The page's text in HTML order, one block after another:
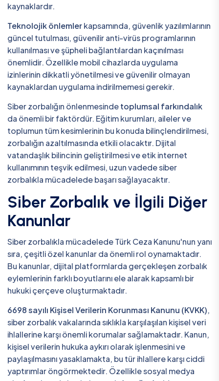
kaynaklardır.
Teknolojik önlemlerkapsamında, güvenlik yazılımlarının
güncel tutulması, güvenilir anti-virüs programlarının
kullanılması ve şüpheli bağlantılardan kaçınılması
önemlidir. Özellikle mobil cihazlarda uygulama
izinlerinin dikkatli yönetilmesi ve güvenilir olmayan
kaynaklardan uygulama indirilmemesi gerekir.
Siber zorbalığın önlenmesindetoplumsal farkındalık
da önemli bir faktördür. Eğitim kurumları, aileler ve
toplumun tüm kesimlerinin bu konuda bilinçlendirilmesi,
zorbalığın azaltılmasında etkili olacaktır. Dijital
vatandaşlık bilincinin geliştirilmesi ve etik internet
kullanımının teşvik edilmesi, uzun vadede siber
zorbalıkla mücadelede başarı sağlayacaktır.
Siber Zorbalık ve İlgili Diğer
Kanunlar
Siber zorbalıkla mücadelede Türk Ceza Kanunu'nun yanı
sıra, çeşitli özel kanunlar da önemli rol oynamaktadır.
Bu kanunlar, dijital platformlarda gerçekleşen zorbalık
eylemlerinin farklı boyutlarını ele alarak kapsamlı bir
hukuki çerçeve oluşturmaktadır.
6698 sayılı Kişisel Verilerin Korunması Kanunu (KVKK),
siber zorbalık vakalarında sıklıkla karşılaşılan kişisel veri
ihlallerine karşı önemli korumalar sağlamaktadır. Kanun,
kişisel verilerin hukuka aykırı olarak işlenmesini ve
paylaşılmasını yasaklamakta, bu tür ihlallere karşı ciddi
yaptırımlar öngörmektedir. Özellikle sosyal medya